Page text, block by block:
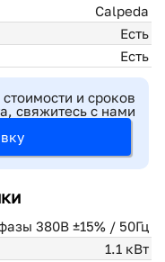
Calpeda
Есть
Есть
и сроков
свяжитесь с нами
380В ±15% / 50Гц
1.1 кВт